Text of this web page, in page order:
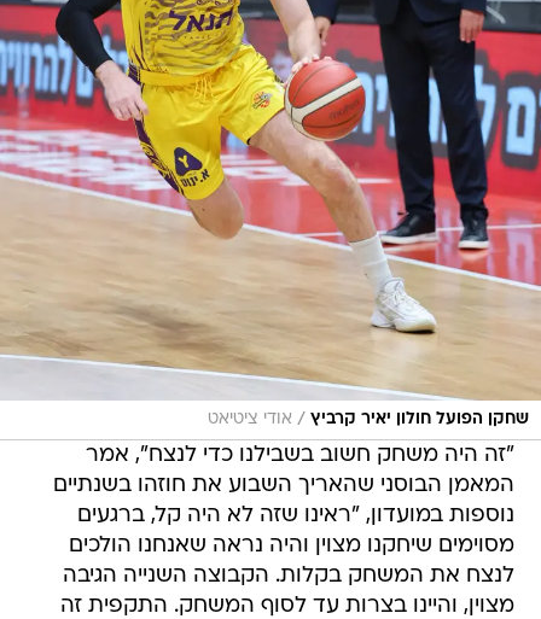
שחקן הפועל חולון יאיר קרביץ / אודי ציטיאט
"זה היה משחק חשוב בשבילנו כדי לנצח", אמר
המאמן הבוסני שהאריך השבוע את חוזהו בשנתיים
נוספות במועדון, "ראינו שזה לא היה קל, ברגעים
מסוימים שיחקנו מצוין והיה נראה שאנחנו הולכים
לנצח את המשחק בקלות. הקבוצה השנייה הגיבה
מצוין, והיינו בצרות עד לסוף המשחק. התקפית זה